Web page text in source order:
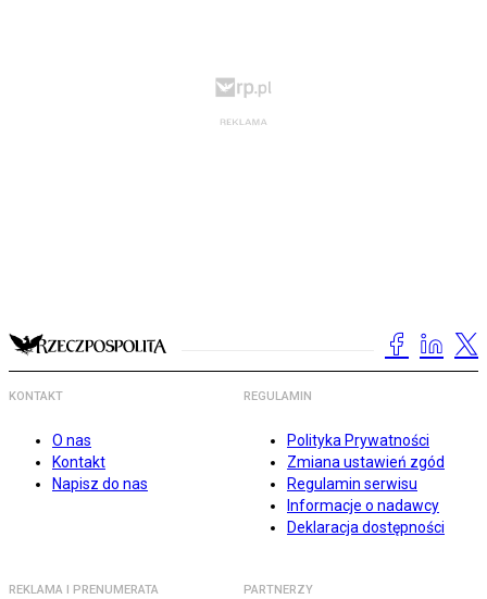
KONTAKT
O nas
Kontakt
Napisz do nas
REGULAMIN
Polityka Prywatności
Zmiana ustawień zgód
Regulamin serwisu
Informacje o nadawcy
Deklaracja dostępności
REKLAMA I PRENUMERATA PARTNERZY